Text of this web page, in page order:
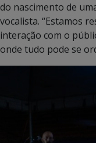
do nascimento de
vocalista. “Estamos
interação com o
onde tudo pode se